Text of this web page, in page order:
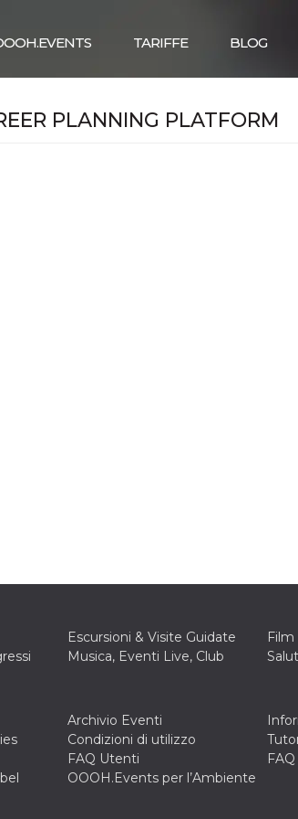
TARIFFE BLOG
PLANNING PLATFORM
Escursioni & Visite Guidate
Film
Musica, Eventi Live, Club
Archivio Eventi
Condizioni di utilizzo
FAQ Utenti
OOOH.Events per l’Ambiente